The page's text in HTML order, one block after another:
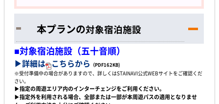
本プランの対象宿泊施設
■対象宿泊施設（五十音順）
▶詳細は こちらから （PDF162KB)
※受付準備中の場合がありますので、詳しくはSTAINAVI公式WEBサイトをご確認くだ
さい。
▶指定の周遊エリア内のインターチェンジをご利用ください。
▶指定外を利用される場合、全部または一部が本周遊パスの適用となりませ